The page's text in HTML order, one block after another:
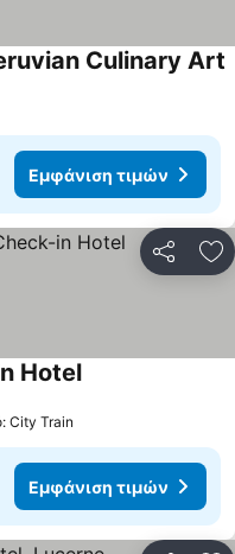
Culinary Art
Εμφάνιση τιμών
HotelΕμφάνιση τιμών
City Train
Εμφάνιση τιμών